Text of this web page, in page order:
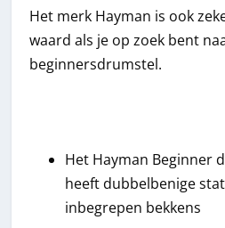
Het merk Hayman is ook
waard als je op zoek bent
beginnersdrumstel.
Het Hayman Beginner
heeft dubbelbenige
inbegrepen bekkens